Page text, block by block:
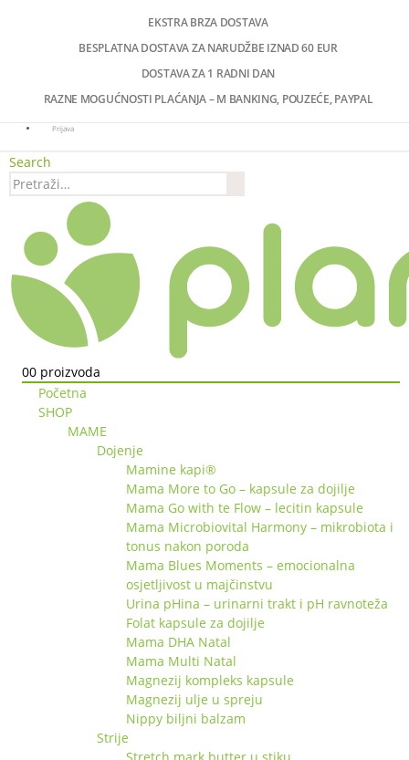
EKSTRA BRZA DOSTAVA
BESPLATNA DOSTAVA ZA NARUDŽBE IZNAD 60 EUR
DOSTAVA ZA 1 RADNI DAN
RAZNE MOGUĆNOSTI PLAĆANJA – M BANKING, POUZEĆE, PAYPAL
Prijava
Search
00 proizvoda
Početna
SHOP
MAME
Dojenje
Mamine kapi®
Mama More to Go – kapsule za dojilje
Mama Go with te Flow – lecitin kapsule
Mama Microbiovital Harmony – mikrobiota i
tonus nakon poroda
Mama Blues Moments – emocionalna
osjetljivost u majčinstvu
Urina pHina – urinarni trakt i pH ravnoteža
Folat kapsule za dojilje
Mama DHA Natal
Mama Multi Natal
Magnezij kompleks kapsule
Magnezij ulje u spreju
Nippy biljni balzam
Strije